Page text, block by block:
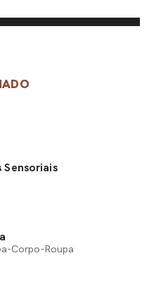
Sensoriais
Corpo-Roupa